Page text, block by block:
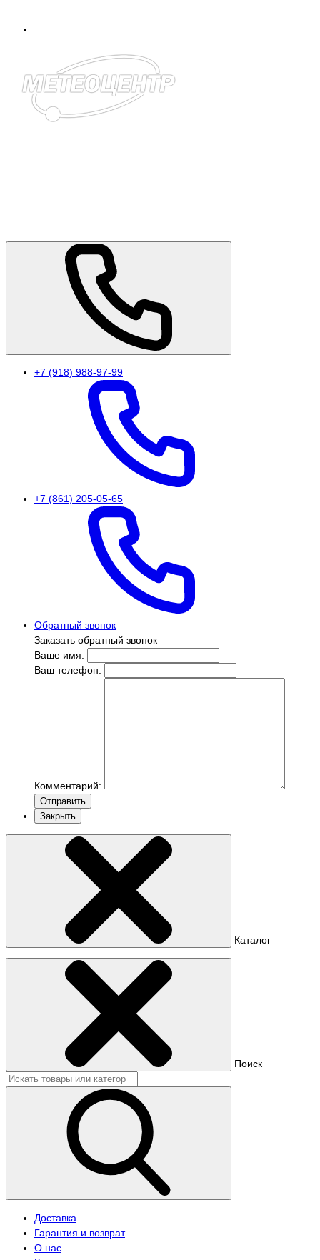
+7 (918) 988-97-99
+7 (861) 205-05-65
Обратный звонок
Заказать обратный звонок
Ваше имя:
Ваш телефон:
Комментарий:
Отправить
Закрыть
Каталог
Поиск
Доставка
Гарантия и возврат
О нас